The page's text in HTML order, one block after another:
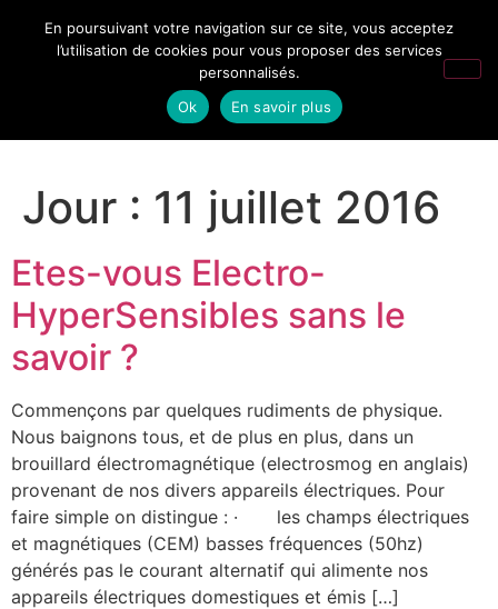
Jour : 11 juillet 2016
Etes-vous Electro-
HyperSensibles sans le
savoir ?
Commençons par quelques rudiments de physique.
Nous baignons tous, et de plus en plus, dans un
brouillard électromagnétique (electrosmog en anglais)
provenant de nos divers appareils électriques. Pour
faire simple on distingue : · les champs électriques
et magnétiques (CEM) basses fréquences (50hz)
générés pas le courant alternatif qui alimente nos
appareils électriques domestiques et émis […]
En poursuivant votre navigation sur ce site, vous acceptez
l’utilisation de cookies pour vous proposer des services
personnalisés.
Ok
En savoir plus